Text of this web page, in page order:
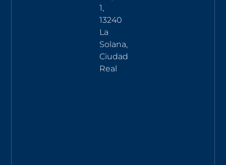
1,
13240
La
Solana,
Ciudad
Real